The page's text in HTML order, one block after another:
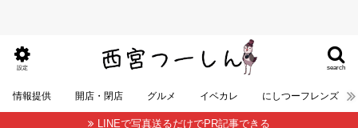
search
設定
情報提供 開店・閉店 グルメ イベカレ にしつーフレンズ
LINEで写真送るだけでPR記事できる